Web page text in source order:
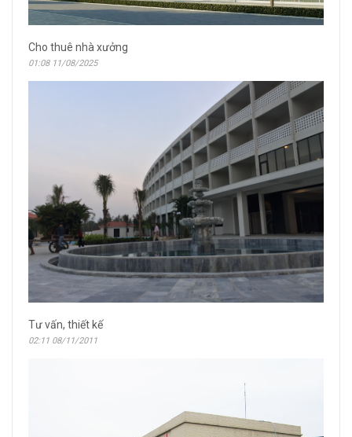
Cho thuê nhà xưởng
01:08 11/08/2025
Tư vấn, thiết kế
02:11 08/11/2011